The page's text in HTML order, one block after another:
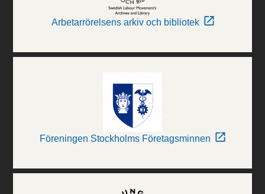
Arbetarrörelsens arkiv och bibliotek
Föreningen Stockholms Företagsminnen